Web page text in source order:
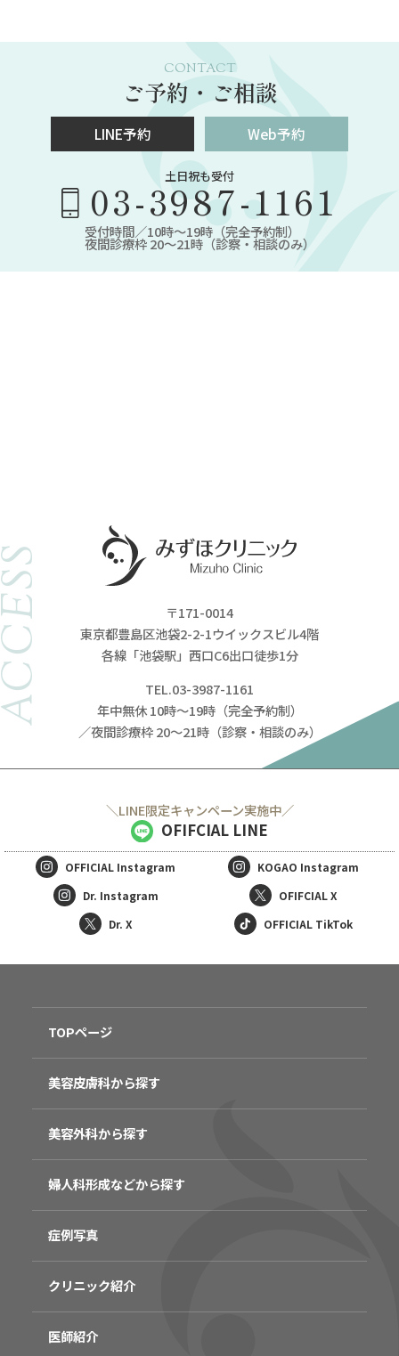
CONTACT
ご予約・ご相談
LINE予約 Web予約
土日祝も受付
03-3987-1161
受付時間／10時～19時（完全予約制）
夜間診療枠 20～21時（診察・相談のみ）
〒171-0014
東京都豊島区池袋2-2-1ウイックスビル4階
各線「池袋駅」西口C6出口徒歩1分
TEL.03-3987-1161
年中無休 10時～19時（完全予約制）
／夜間診療枠 20～21時（診察・相談のみ）
＼LINE限定キャンペーン実施中／
OFIFCIAL LINE
OFFICIAL Instagram KOGAO Instagram
Dr. Instagram
OFIFCIAL X
Dr. X
OFFICIAL TikTok
TOPページ
美容皮膚科から探す
美容外科から探す
婦人科形成などから探す
症例写真
クリニック紹介
医師紹介